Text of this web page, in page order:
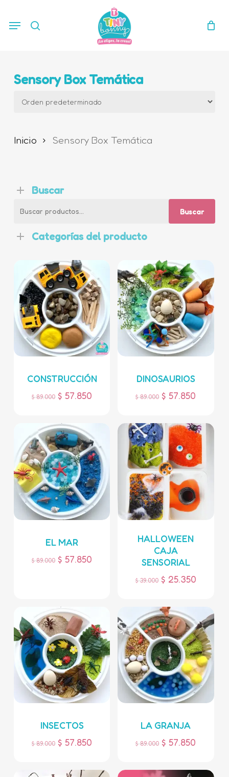
Menu
Sensory Box Temática
Inicio Sensory Box Temática
Buscar
Buscar
Buscar
Categorías del producto
CONSTRUCCIÓN
$89.000 $ 57.850
DINOSAURIOS
$89.000 $ 57.850
EL MAR
$89.000 $ 57.850
HALLOWEEN
CAJA
SENSORIAL
$39.000 $ 25.350
INSECTOS
$89.000 $ 57.850
LA GRANJA
$89.000 $ 57.850